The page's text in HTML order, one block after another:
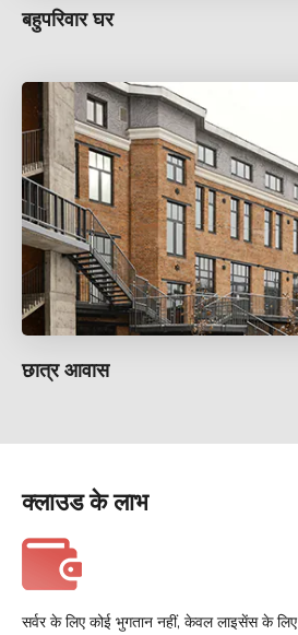
बहुपरिवार घर
छात्र आवास
क्लाउड के लाभ
सर्वर के लिए कोई भुगतान नहीं, केवल लाइसेंस के लिए